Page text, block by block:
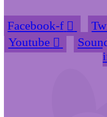
Facebook-f
Youtube